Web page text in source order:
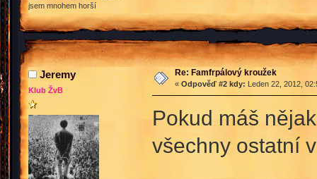
jsem mnohem horší
Jeremy
Klub ŽvB
Re: Famfrpálový kroužek
« Odpověď #2 kdy: Leden 22, 2012,
Pokud máš
všechny ostatní